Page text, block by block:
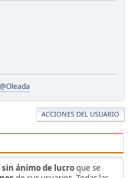
sin ánimo de lucroque se
ACCIONES DEL USUARIO